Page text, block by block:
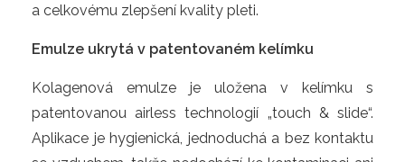
a celkovému zlepšení kvality pleti.
Emulze ukrytá v patentovaném kelímku
Kolagenová emulze je uložena v kelímku s
patentovanou airless technologií „touch & slide“.
Aplikace je hygienická, jednoduchá a bez kontaktu